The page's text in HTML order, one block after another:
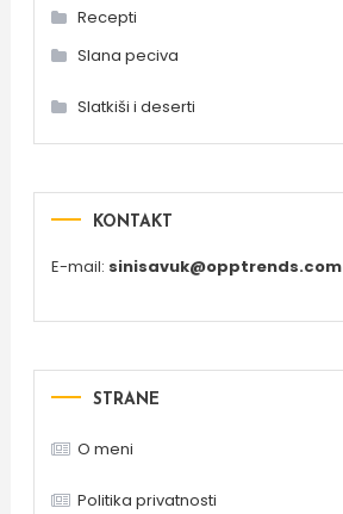
Recepti
Slana peciva
Slatkiši i deserti
KONTAKT
E-mail: sinisavuk@opptrends.com
STRANE
O meni
Politika privatnosti